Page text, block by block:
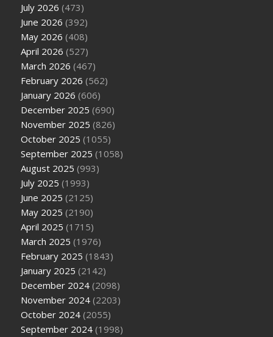
July 2026 (473)
June 2026 (392)
May 2026 (408)
April 2026 (527)
March 2026 (467)
February 2026 (562)
January 2026 (606)
December 2025 (690)
November 2025 (826)
October 2025 (1055)
September 2025 (1058)
August 2025 (993)
July 2025 (1993)
June 2025 (2125)
May 2025 (2190)
April 2025 (1715)
March 2025 (1976)
February 2025 (1843)
January 2025 (2142)
December 2024 (2098)
November 2024 (2203)
October 2024 (2055)
September 2024 (1998)